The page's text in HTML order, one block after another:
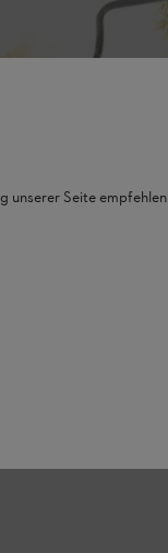
unserer Seite empfehlen